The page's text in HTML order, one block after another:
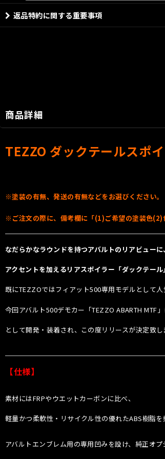
返品特約に関する重要事項
商品詳細
TEZZO ダックテールスポ
※塗装の有無、発送の有無などをお選びください。
※ご注文の際に、備考欄に「(1)ご希望の塗装色(2)
なだらかなラウンドを持つアバルトのリアビューに、
アクセントを加えるリアスポイラー「ダックテール」
既にTEZZOではフィアット500専用モデルとして人
今回アバルト500デモカー「TEZZO ABARTH MTF
として開発・装着され、この度リリースが決定致し
【仕様】
素材にはFRPやウエットカーボンに比べ、
軽量かつ柔軟性・リサイクル性の優れたABS樹脂を
アバルトエンブレム用の専用凹みを設け、純正オ